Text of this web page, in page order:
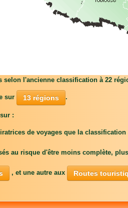
selon l'ancienne classification à 22
sur 13 régions .
:
de voyages que la
au risque d'être moins complète,
, et une autre aux Routes